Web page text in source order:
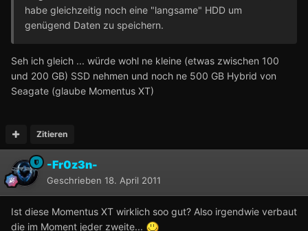
habe gleichzeitig noch eine "langsame" HDD um
genügend Daten zu speichern.
Seh ich gleich ... würde wohl ne kleine (etwas zwischen 100
und 200 GB) SSD nehmen und noch ne 500 GB Hybrid von
Seagate (glaube Momentus XT)
Zitieren
-Fr0z3n-
Geschrieben 18. April 2011
Ist diese Momentus XT wirklich soo gut? Also irgendwie verbaut
die im Moment jeder zweite...